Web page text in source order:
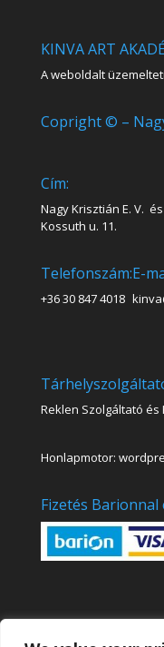
KINVA ART
A weboldalt
Copright © –
Cím:
Nagy Krisztián E. V.
Kossuth u. 11.
Telefonszám:
+36 30 847 4018
E-
Reklen Szolgáltató és
Honlapmotor:
Fizetés Barionnal